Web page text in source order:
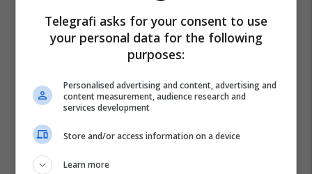
Telegrafi asks for your consent to use
your personal data for the following
purposes:
Personalised advertising and content, advertising and
content measurement, audience research and
services development
Store and/or access information on a device
Learn more